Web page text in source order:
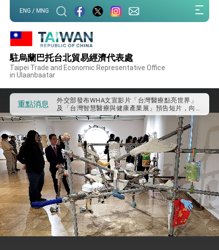
ENG / MNG
駐烏蘭巴托台北貿易經濟代表處
Taipei Trade and Economic Representative Office
in Ulaanbaatar
重點消息
外交部重要言論
我國政府將在美國亞利桑納州設立「駐鳳凰城辦
事處」，進一步深化台美交流合作
經驗為亞太醫療照護發展開創新里程碑
外交部發布WHA文宣影片「台灣醫療點亮世界」
及「台灣智慧醫療與健康產業展」預告短片，向
世界展現台灣守護全球健康的創新能量
總統出訪史瓦帝尼返國談話 強調臺灣人有權利
走向世界 盼與理念相近國家共同維護國際秩序
堅定走向世界 賴總統抵達史瓦帝尼王國進行國是
訪問
總統與五院院長新春茶敘 盼化分歧為團結、為
國家邁出合作第一步
總統農曆春節談話
台美貿易協議完成簽署達成6大目標、創5大歷史
性突破 總統強調將以3大面向加速臺灣經濟轉型
升級 籲請立院全力支持並盡速通過
臺美簽署「對等貿易協定」確立對等關稅15%且不
疊加 我輸美2072項產品豁免對等關稅